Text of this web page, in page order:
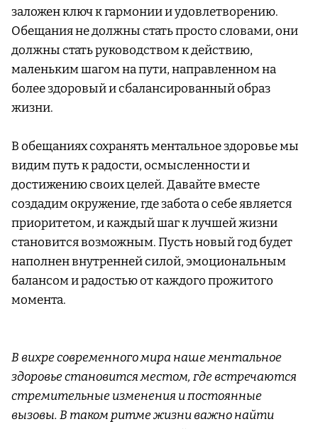
заложен ключ к гармонии и удовлетворению.
Обещания не должны стать просто словами, они
должны стать руководством к действию,
маленьким шагом на пути, направленном на
более здоровый и сбалансированный образ
жизни.
В обещаниях сохранять ментальное здоровье мы
видим путь к радости, осмысленности и
достижению своих целей. Давайте вместе
создадим окружение, где забота о себе является
приоритетом, и каждый шаг к лучшей жизни
становится возможным. Пусть новый год будет
наполнен внутренней силой, эмоциональным
балансом и радостью от каждого прожитого
момента.
В вихре современного мира наше ментальное
здоровье становится местом, где встречаются
стремительные изменения и постоянные
вызовы. В таком ритме жизни важно найти